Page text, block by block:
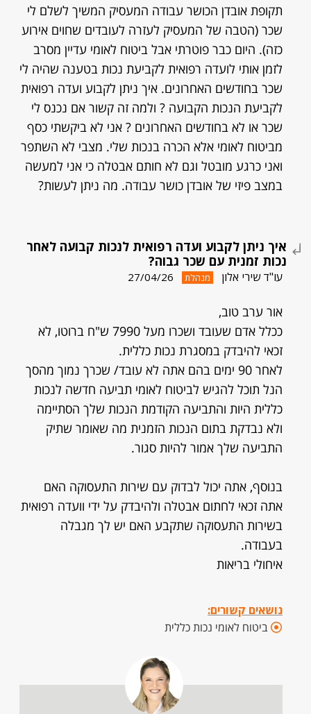
תקופת אובדן הכושר עבודה המעסיק המשיך לשלם לי
שכר (הטבה של המעסיק לעזרה לעובדים שחוים אירוע
כזה). היום כבר פוטרתי אבל ביטוח לאומי עדיין מסרב
לזמן אותי לועדה רפואית לקביעת נכות בטענה שהיה לי
שכר בחודשים האחרונים. איך ניתן לקבוע ועדה רפואית
לקביעת הנכות הקבועה ? ולמה זה קשור אם נכנס לי
שכר או לא בחודשים האחרונים ? אני לא ביקשתי כסף
מביטוח לאומי אלא הכרה בנכות שלי. מצבי לא השתפר
ואני כרגע מובטל וגם לא חותם אבטלה כי אני למעשה
במצב פיזי של אובדן כושר עבודה. מה ניתן לעשות?
איך ניתן לקבוע ועדה רפואית לנכות קבועה לאחר
נכות זמנית עם שכר גבוה?
עו"ד שירי אלון מנהלת 27/04/26
אור ערב טוב,
ככלל אדם שעובד ושכרו מעל 7990 ש"ח ברוטו, לא
זכאי להיבדק במסגרת נכות כללית.
לאחר 90 ימים בהם אתה לא עובד/ שכרך נמוך מהסך
הנל תוכל להגיש לביטוח לאומי תביעה חדשה לנכות
כללית היות והתביעה הקודמת הנכות שלך הסתיימה
ולא נבדקת בתום הנכות הזמנית מה שאומר שתיק
התביעה שלך אמור להיות סגור.
בנוסף, אתה יכול לבדוק עם שירות התעסוקה האם
אתה זכאי לחתום אבטלה ולהיבדק על ידי וועדה רפואית
בשירות התעסוקה שתקבע האם יש לך מגבלה
בעבודה.
איחולי בריאות
נושאים קשורים:
ביטוח לאומי נכות כללית